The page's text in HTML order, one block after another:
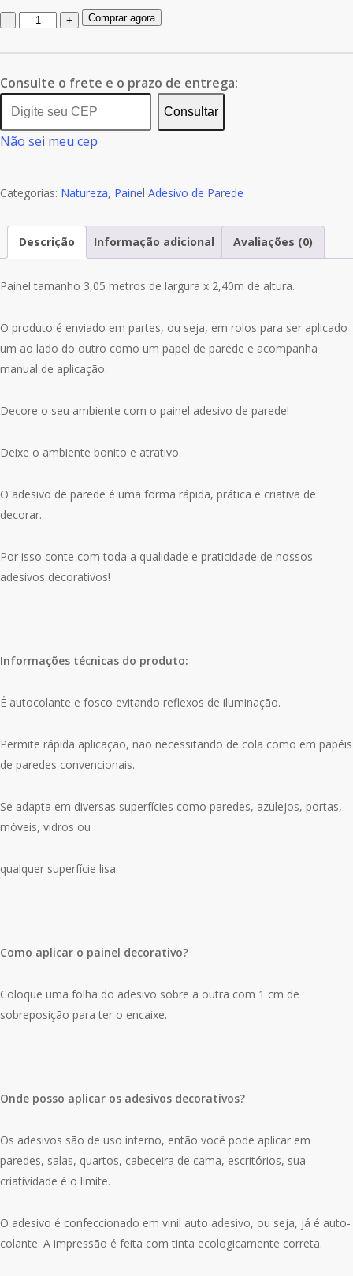
Quantidade
Adesivo
Caverna
Deserto
Comprar agora
Consulte o frete e o prazo de entrega:
Consultar
Não sei meu cep
Categorias: Natureza, Painel Adesivo de Parede
Descrição Informação adicional Avaliações (0)
Painel tamanho 3,05 metros de largura x 2,40m de altura.
O produto é enviado em partes, ou seja, em rolos para ser aplicado
um ao lado do outro como um papel de parede e acompanha
manual de aplicação.
Decore o seu ambiente com o painel adesivo de parede!
Deixe o ambiente bonito e atrativo.
O adesivo de parede é uma forma rápida, prática e criativa de
decorar.
Por isso conte com toda a qualidade e praticidade de nossos
adesivos decorativos!
Informações técnicas do produto:
É autocolante e fosco evitando reflexos de iluminação.
Permite rápida aplicação, não necessitando de cola como em papéis
de paredes convencionais.
Se adapta em diversas superfícies como paredes, azulejos, portas,
móveis, vidros ou
qualquer superfície lisa.
Como aplicar o painel decorativo?
Coloque uma folha do adesivo sobre a outra com 1 cm de
sobreposição para ter o encaixe.
Onde posso aplicar os adesivos decorativos?
Os adesivos são de uso interno, então você pode aplicar em
paredes, salas, quartos, cabeceira de cama, escritórios, sua
criatividade é o limite.
O adesivo é confeccionado em vinil auto adesivo, ou seja, já é auto-
colante. A impressão é feita com tinta ecologicamente correta.